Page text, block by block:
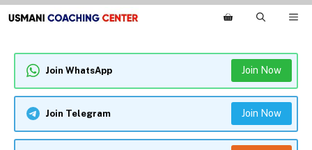
Skip
to
Join WhatsApp Join Now
Join Telegram Join Now